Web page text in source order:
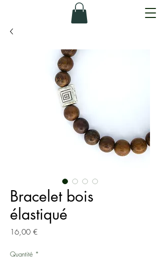
Bracelet bois
élastiqué
16,00 €Prix
Quantité *